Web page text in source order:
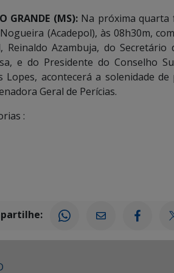
GRANDE (MS):Na próxima quarta
(Acadepol), às 08h30m,
Reinaldo Azambuja, do Secretário
e do Presidente do Conselho
Lopes, acontecerá a solenidade
Geral de Perícias.
: